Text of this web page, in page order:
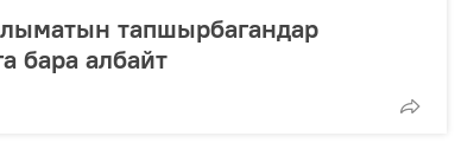
тапшырбагандар
бара албайт